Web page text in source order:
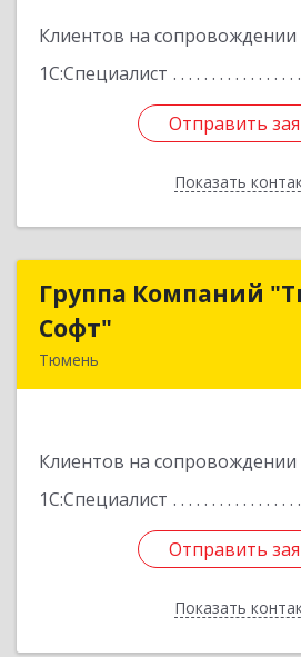
Клиентов на сопровождении
1С:Специалист
Отправить
Показать
Отправить
Назад
Группа Компаний
Софт"
Тюмень
Клиентов на сопровождении
1С:Специалист
Отправить
Показать
Группа
Отправить
Назад